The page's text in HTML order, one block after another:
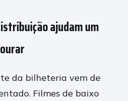
ajudam um
da bilheteria vem de
Filmes de baixo